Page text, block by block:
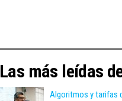
Las más leídas
Algoritmos y tarifas